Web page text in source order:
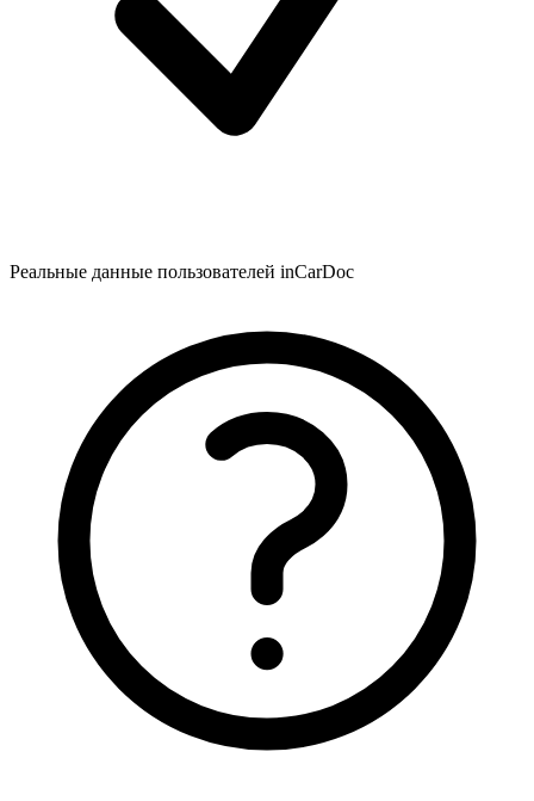
Реальные данные пользователей inCarDoc